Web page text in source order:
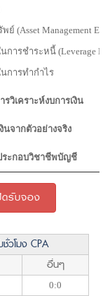
(Asset Management
ารชำระหนี้ (Leverage
การทำกำไร
วิเคราะห์งบการเงิน
นจากตัวอย่างจริง
ระกอบวิชาชีพบัญชี
รับจอง
วโมง CPA
อื่นๆ
0:0